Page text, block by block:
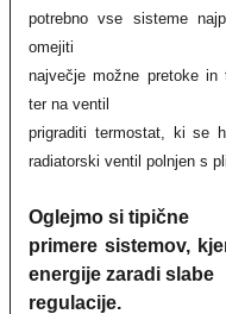
potrebno vse sisteme
omejiti
največje možne pretoke
ter na ventil
prigraditi termostat, ki se
radiatorski ventil polnjen s
Oglejmo si tipične
primere sistemov,
energije zaradi slabe
regulacije.